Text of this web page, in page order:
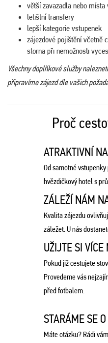
větší zavazadla nebo
letištní transfery
lepší kategorie vstupenek
zájezdové pojištění včetně
storna při nemožnosti
Všechny doplňkové služby
připravíme zájezd dle vašich
Proč
ATRAKTIVNÍ
Od samotné
hvězdičkový hotel s
ZÁLEŽÍ NÁM
Kvalita zájezdu
záležet. U nás
UŽIJTE SI
Pokud již cestujete
Provedeme vás
před fotbalem.
STARÁME SE
Máte otázku? Rádi